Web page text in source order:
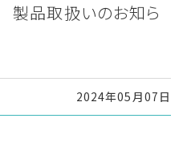
品取扱いのお知ら
2024年05月07日